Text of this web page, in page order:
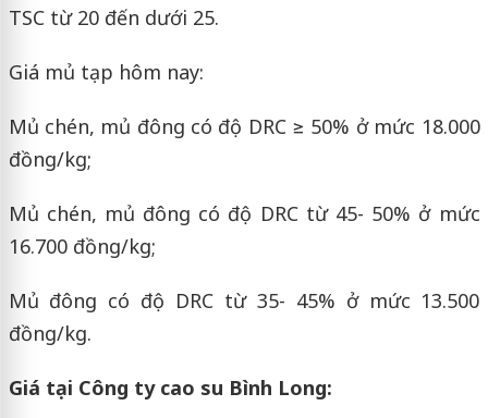
TSC từ 20 đến dưới 25.
Giá mủ tạp hôm nay:
Mủ chén, mủ đông có độ DRC ≥ 50% ở mức 18.000
đồng/kg;
Mủ chén, mủ đông có độ DRC từ 45- 50% ở mức
16.700 đồng/kg;
Mủ đông có độ DRC từ 35- 45% ở mức 13.500
đồng/kg.
Giá tại Công ty cao su Bình Long: